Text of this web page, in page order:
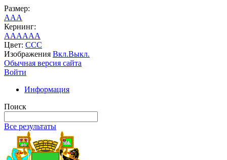
Размер:
AAA
Кернинг:
AAAAAA
Цвет: CCC
Изображения Вкл.Выкл.
Обычная версия сайта
Войти
Информация
Поиск
Все результаты